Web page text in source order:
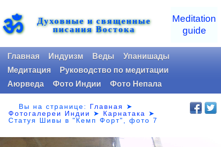
ॐ Духовные и священные
писания Востока
Meditation
guide
Главная Индуизм Веды
Упанишады
Медитация
Руководство по медитации
Аюрведа
Фото Индии Фото Непала
Вы на странице: Главная
➤
Фотогалереи Индии
➤ Карнатака
➤
Статуя Шивы в "Кемп Форт", фото 7